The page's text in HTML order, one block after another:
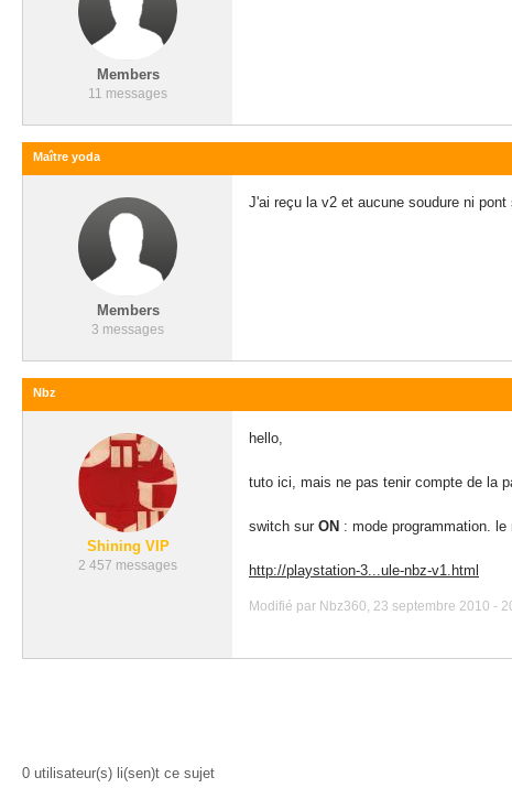
Members
11 messages
Maître yoda
Members
3 messages
J'ai reçu la v2 et aucune soudure ni
Nbz
Shining VIP
2 457 messages
hello,
tuto ici, mais ne pas tenir compte de la
switch sur ON : mode programmation. le
http://playstation-3...ule-nbz-v1.html
Modifié par Nbz360, 23 septembre 2010 -
0 utilisateur(s) li(sen)t ce sujet